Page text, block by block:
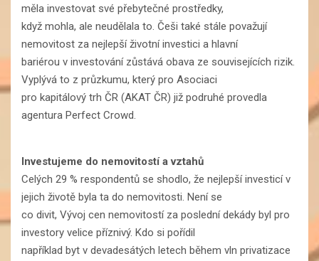
měla investovat své přebytečné prostředky,
když mohla, ale neudělala to. Češi také stále považují
nemovitost za nejlepší životní investici a hlavní
bariérou v investování zůstává obava ze souvisejících rizik.
Vyplývá to z průzkumu, který pro Asociaci
pro kapitálový trh ČR (AKAT ČR) již podruhé provedla
agentura Perfect Crowd.
Investujeme do nemovitostí a vztahů
Celých 29 % respondentů se shodlo, že nejlepší investicí v
jejich životě byla ta do nemovitosti. Není se
co divit, Vývoj cen nemovitostí za poslední dekády byl pro
investory velice příznivý. Kdo si pořídil
například byt v devadesátých letech během vln privatizace